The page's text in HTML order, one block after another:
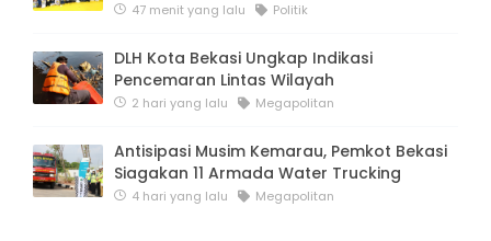
47 menit yang lalu Politik
DLH Kota Bekasi Ungkap Indikasi
Pencemaran Lintas Wilayah
2 hari yang lalu Megapolitan
Antisipasi Musim Kemarau, Pemkot Bekasi
Siagakan 11 Armada Water Trucking
4 hari yang lalu Megapolitan